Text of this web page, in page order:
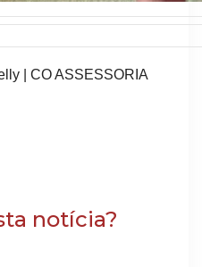
| CO ASSESSORIA
notícia?